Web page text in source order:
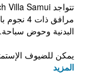
مرافق
البدنية وحوض سباحة.
يمكن للضيوف
المزيد